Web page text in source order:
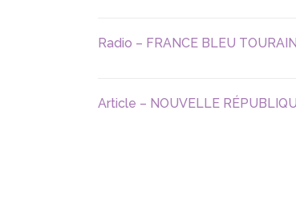
Radio – FRANCE BLEU
Article – NOUVELLE